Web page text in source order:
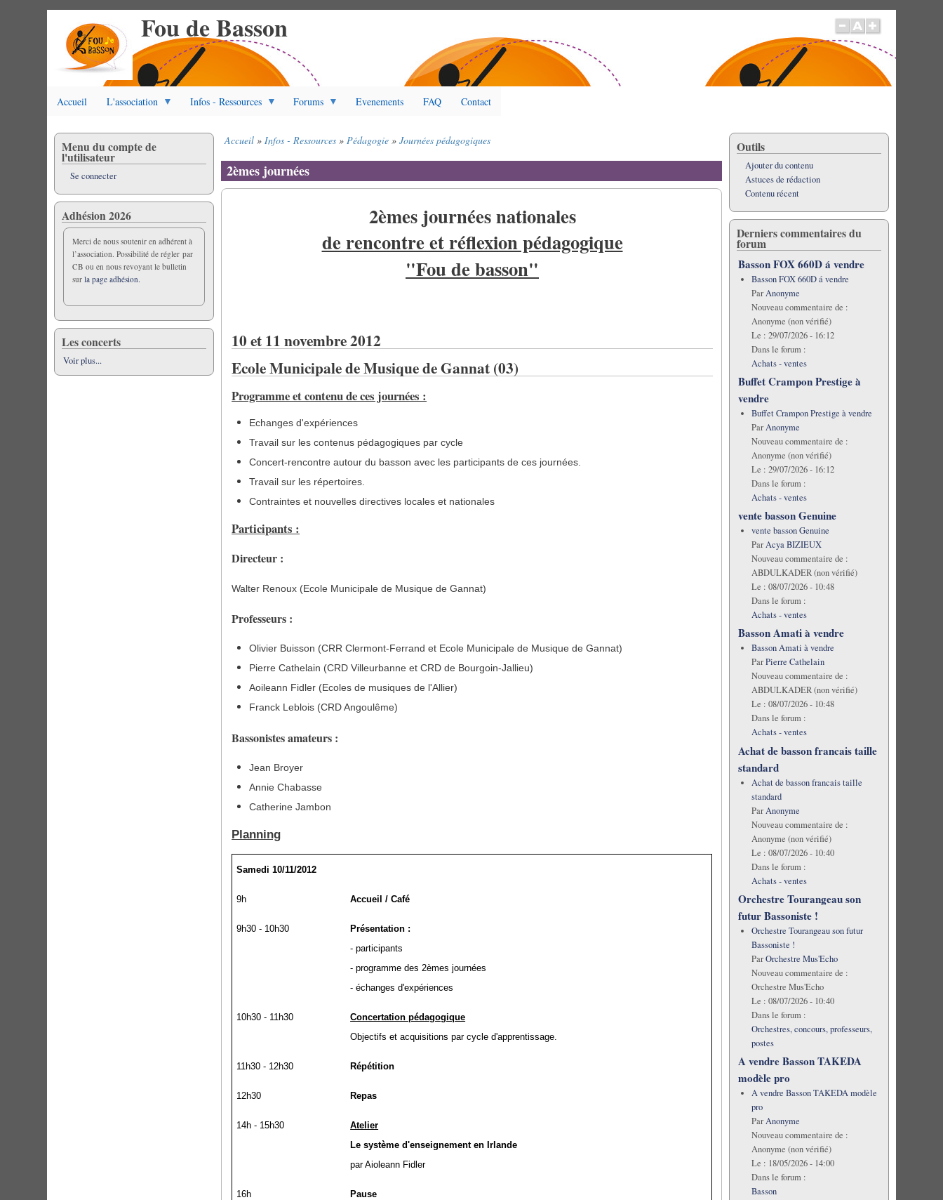
Fou de Basson
Accueil L'association Infos - Ressources Forums Evenements FAQ Contact
d'Ariane
Accueil Infos - Ressources Pédagogie Journées pédagogiques
2èmes journées
2èmes journées nationales
de rencontre et réflexion pédagogique
"Fou de basson"
10 et 11 novembre 2012
Ecole Municipale de Musique de Gannat (03)
Programme et contenu de ces journées :
Echanges d'expériences
Travail sur les contenus pédagogiques par cycle
Concert-rencontre autour du basson avec les participants de ces journées.
Travail sur les répertoires.
Contraintes et nouvelles directives locales et nationales
Participants :
Directeur :
Walter Renoux (Ecole Municipale de Musique de Gannat)
Professeurs :
Olivier Buisson (CRR Clermont-Ferrand et Ecole Municipale de Musique de Gannat)
Pierre Cathelain (CRD Villeurbanne et CRD de Bourgoin-Jallieu)
Aoileann Fidler (Ecoles de musiques de l'Allier)
Franck Leblois (CRD Angoulême)
Bassonistes amateurs :
Jean Broyer
Annie Chabasse
Catherine Jambon
Planning
Samedi 10/11/2012
9h Accueil / Café
9h30 - 10h30
Présentation :
- participants
- programme des 2èmes journées
- échanges d'expériences
10h30 - 11h30
Concertation pédagogique
Objectifs et acquisitions par cycle d'apprentissage.
11h30 - 12h30 Répétition
12h30 Repas
14h - 15h30
Atelier
Le système d'enseignement en Irlande
par Aioleann Fidler
16h Pause
Menu du compte de
l'utilisateur
Se connecter
Adhésion 2026
Merci de nous soutenir en adhérent à
l’association. Possibilité de régler par
CB ou en nous revoyant le bulletin
surla page adhésion.
Les concerts
Voir plus...
Outils
Ajouter du contenu
Astuces de rédaction
Contenu récent
Derniers commentaires du
forum
Basson FOX 660D á vendre
Basson FOX 660D á vendre
ParAnonyme
Nouveau commentaire de :
Anonyme (non vérifié)
Le : 29/07/2026 - 16:12
Dans le forum :
Achats - ventes
Buffet Crampon Prestige à
vendre
Buffet Crampon Prestige à vendre
ParAnonyme
Nouveau commentaire de :
Anonyme (non vérifié)
Le : 29/07/2026 - 16:12
Dans le forum :
Achats - ventes
vente basson Genuine
vente basson Genuine
ParAcya BIZIEUX
Nouveau commentaire de :
ABDULKADER (non vérifié)
Le : 08/07/2026 - 10:48
Dans le forum :
Achats - ventes
Basson Amati à vendre
Basson Amati à vendre
ParPierre Cathelain
Nouveau commentaire de :
ABDULKADER (non vérifié)
Le : 08/07/2026 - 10:48
Dans le forum :
Achats - ventes
Achat de basson francais taille
standard
Achat de basson francais taille
standard
ParAnonyme
Nouveau commentaire de :
Anonyme (non vérifié)
Le : 08/07/2026 - 10:40
Dans le forum :
Achats - ventes
Orchestre Tourangeau son
futur Bassoniste !
Orchestre Tourangeau son futur
Bassoniste !
ParOrchestre Mus'Echo
Nouveau commentaire de :
Orchestre Mus'Echo
Le : 08/07/2026 - 10:40
Dans le forum :
Orchestres, concours, professeurs,
postes
A vendre Basson TAKEDA
modèle pro
A vendre Basson TAKEDA modèle
pro
ParAnonyme
Nouveau commentaire de :
Anonyme (non vérifié)
Le : 18/05/2026 - 14:00
Dans le forum :
Basson